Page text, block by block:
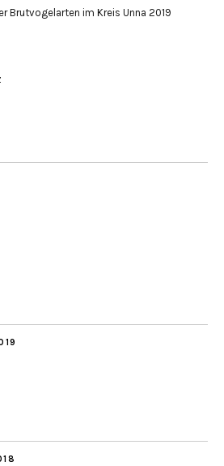
Brutvogelarten im Kreis Unna 2019